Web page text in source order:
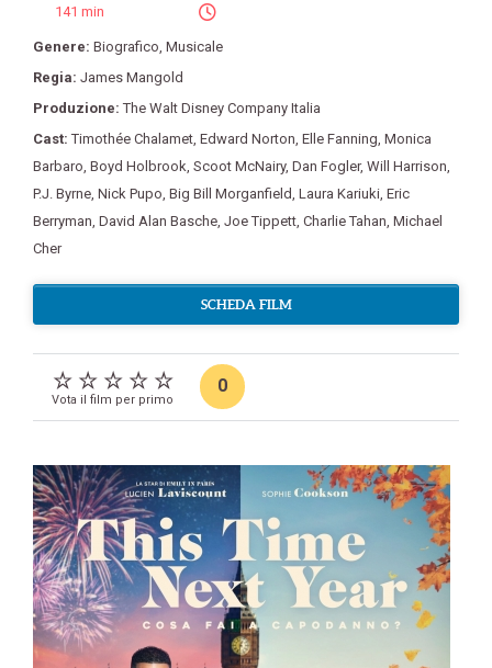
141 min
Genere: Biografico Musicale
Regia: James Mangold
Produzione:The Walt Disney Company Italia
Cast:Timothée Chalamet Edward Norton Elle Fanning Monica
Barbaro Boyd Holbrook Scoot McNairy, Dan Fogler, Will Harrison
P.J. Byrne Nick Pupo Big Bill Morganfield Laura Kariuki Eric
Berryman David Alan Basche Joe Tippett Charlie Tahan Michael
Cher
SCHEDA FILM
Vota il film per primo
0